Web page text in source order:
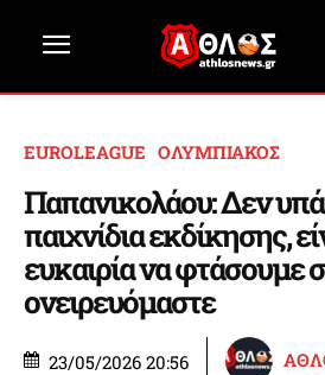
EUROLEAGUE ΟΛΥΜΠΙΑΚΟΣ
Παπανικολάου: Δεν
παιχνίδια εκδίκησης,
ευκαιρία να φτάσουμε
ονειρευόμαστε
23/05/2026 20:56